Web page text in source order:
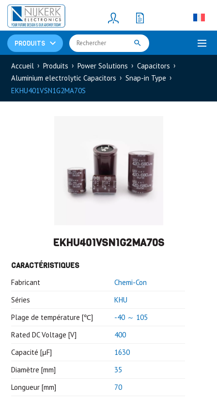
PRODUITS
Resistors(781)
Shunt Resistor
Accueil Produits Power Solutions
Capacitors
Aluminium electrolytic Capacitors
Snap-in Type
EKHU401VSN1G2MA70S
EKHU401VSN1G2MA70S
CARACTÉRISTIQUES
Fabricant
Chemi-Con
Séries
KHU
Plage de température [℃]
-40 ～ 105
Rated DC Voltage [V]
400
Capacité [μF]
1630
Diamètre [mm]
35
Longueur [mm]
70